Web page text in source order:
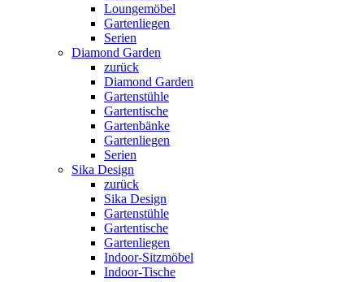
Loungemöbel
Gartenliegen
Serien
Diamond Garden
zurück
Diamond Garden
Gartenstühle
Gartentische
Gartenbänke
Gartenliegen
Serien
Sika Design
zurück
Sika Design
Gartenstühle
Gartentische
Gartenliegen
Indoor-Sitzmöbel
Indoor-Tische